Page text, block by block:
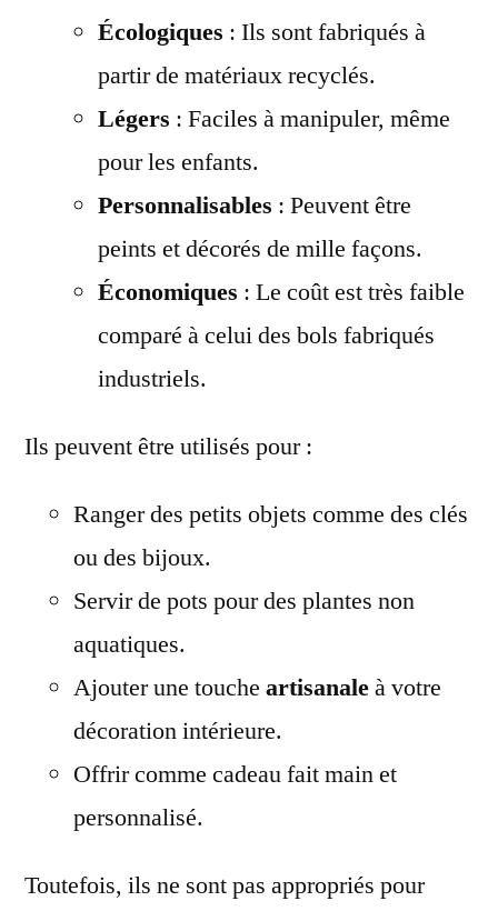
Écologiques : Ils sont fabriqués à
partir de matériaux recyclés.
Légers : Faciles à manipuler, même
pour les enfants.
Personnalisables : Peuvent être
peints et décorés de mille façons.
Économiques : Le coût est très faible
comparé à celui des bols fabriqués
industriels.
Ils peuvent être utilisés pour :
Ranger des petits objets comme des clés
ou des bijoux.
Servir de pots pour des plantes non
aquatiques.
Ajouter une touche artisanaleà votre
décoration intérieure.
Offrir comme cadeau fait main et
personnalisé.
Toutefois, ils ne sont pas appropriés pour